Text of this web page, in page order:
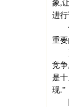
象,
进
但
重
黄
竞
是
现.”
同